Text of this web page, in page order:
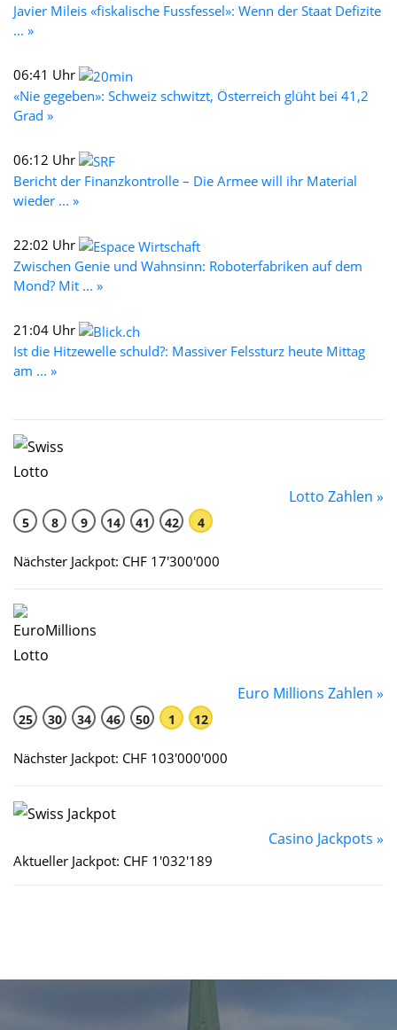
Javier Mileis «fiskalische Fussfessel»: Wenn der Staat Defizite
... »
06:41 Uhr
«Nie gegeben»: Schweiz schwitzt, Österreich glüht bei 41,2
Grad »
06:12 Uhr
Bericht der Finanzkontrolle – Die Armee will ihr Material
wieder ... »
22:02 Uhr
Zwischen Genie und Wahnsinn: Roboterfabriken auf dem
Mond? Mit ... »
21:04 Uhr
Ist die Hitzewelle schuld?: Massiver Felssturz heute Mittag
am ... »
Lotto Zahlen »
5 8 9 14 41 42 4
Nächster Jackpot: CHF 17'300'000
Euro Millions Zahlen »
25 30 34 46 50 1 12
Nächster Jackpot: CHF 103'000'000
Casino Jackpots »
Aktueller Jackpot: CHF 1'032'189